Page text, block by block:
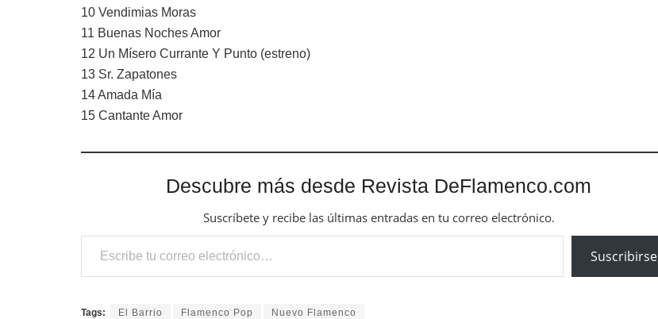
10 Vendimias Moras
11 Buenas Noches Amor
12 Un Mísero Currante Y Punto (estreno)
13 Sr. Zapatones
14Amada Mía
15 Cantante Amor
Descubre más desde Revista DeFlamenco.com
Suscríbete y recibe las últimas entradas en tu correo electrónico.
Escribe tu correo electrónico…
Suscribirse
Tags: El Barrio Flamenco Pop Nuevo Flamenco